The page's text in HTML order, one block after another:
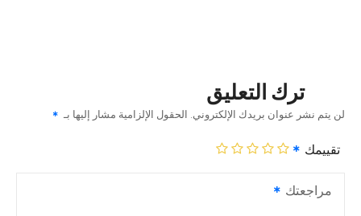
ترك التعليق
لن يتم نشر عنوان بريدك الإلكتروني. الحقول الإلزامية مشار إليها بـ
تقييمك
مراجعتك